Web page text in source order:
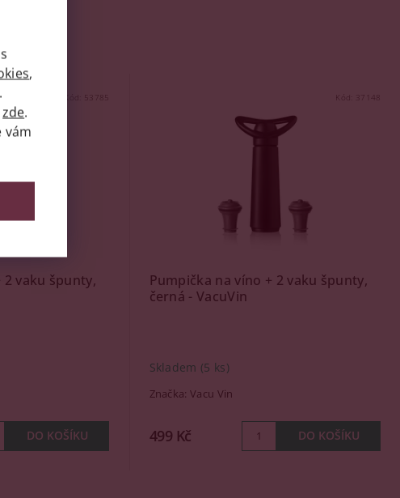
53785
2 vaku špunty,
Kód: 37148
Pumpička na víno + 2 vaku špunty,
černá - VacuVin
Skladem (5 ks)
Značka:Vacu Vin
499 Kč
,
zde.
vám